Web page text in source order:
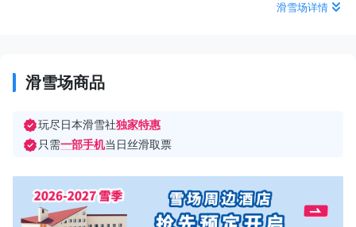
滑雪场详情
滑雪场商品
玩尽日本滑雪社独家特惠
只需一部手机当日丝滑取票